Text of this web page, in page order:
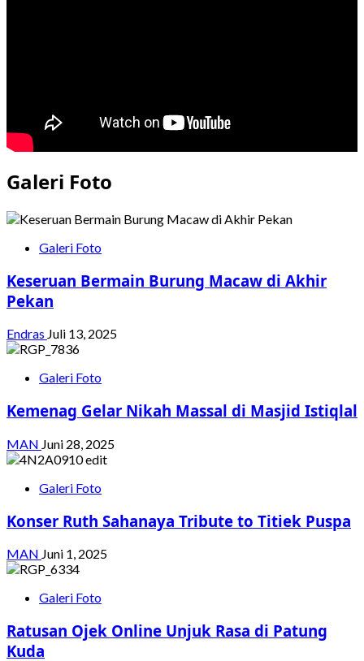
Galeri Foto
Galeri Foto
Keseruan Bermain Burung Macaw di Akhir
Pekan
Endras Juli 13, 2025
Galeri Foto
Kemenag Gelar Nikah Massal di Masjid Istiqlal
MAN Juni 28, 2025
Galeri Foto
Konser Ruth Sahanaya Tribute to Titiek Puspa
MAN Juni 1, 2025
Galeri Foto
Ratusan Ojek Online Unjuk Rasa di Patung
Kuda